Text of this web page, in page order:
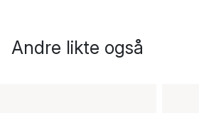
Andre likte også